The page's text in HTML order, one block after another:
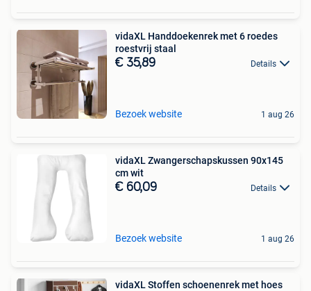
vidaXL Handdoekenrek met 6 roedes
roestvrij staal
€ 35,89 Details
Bezoek website 1 aug 26
vidaXL Zwangerschapskussen 90x145
cm wit
€ 60,09 Details
Bezoek website 1 aug 26
vidaXL Stoffen schoenenrek met hoes